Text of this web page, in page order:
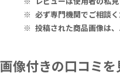
■以下の方は本剤を使用しな
本剤の成分に対し過敏症の既
妊婦又は妊娠している可能
ディオバン 320
Valsartan 320mg
必ず専門機関でご相談く
投稿された商品画像は
画像付きの口コミを